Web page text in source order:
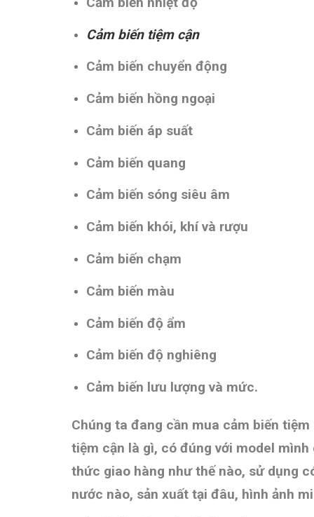
Cảm biến tiệm cận
Cảm biến chuyển động
Cảm biến hồng ngoại
Cảm biến áp suất
Cảm biến quang
Cảm biến sóng siêu âm
Cảm biến khói, khí và rượu
Cảm biến chạm
Cảm biến màu
Cảm biến độ ẩm
Cảm biến độ nghiêng
Cảm biến lưu lượng và mức.
Chúng ta đang cần mua cảm biến tiệm
tiệm cận là gì, có đúng với model
thức giao hàng như thế nào, sử dụng
nước nào, sản xuất tại đâu, hình ảnh